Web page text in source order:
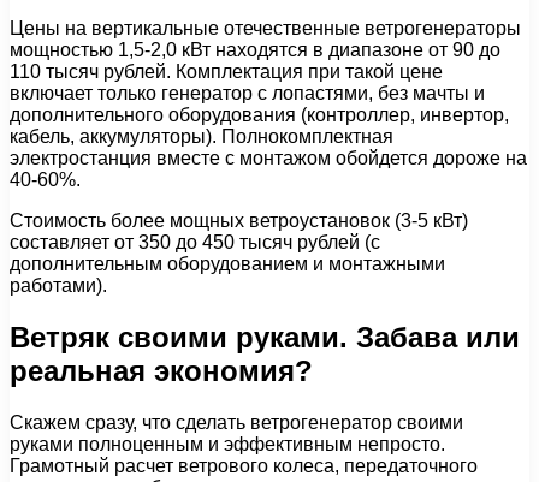
Цены на вертикальные отечественные ветрогенераторы
мощностью 1,5-2,0 кВт находятся в диапазоне от 90 до
110 тысяч рублей. Комплектация при такой цене
включает только генератор с лопастями, без мачты и
дополнительного оборудования (контроллер, инвертор,
кабель, аккумуляторы). Полнокомплектная
электростанция вместе с монтажом обойдется дороже на
40-60%.
Стоимость более мощных ветроустановок (3-5 кВт)
составляет от 350 до 450 тысяч рублей (с
дополнительным оборудованием и монтажными
работами).
Ветряк своими руками. Забава или
реальная экономия?
Скажем сразу, что сделать ветрогенератор своими
руками полноценным и эффективным непросто.
Грамотный расчет ветрового колеса, передаточного